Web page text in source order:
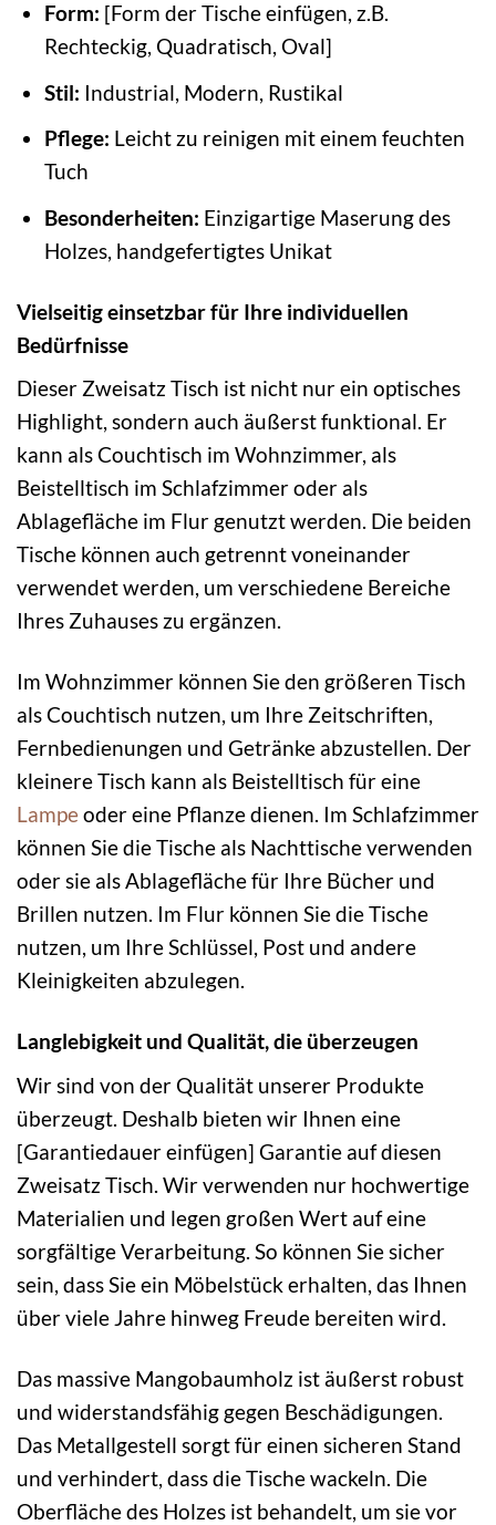
Form: [Form der Tische einfügen, z.B.
Rechteckig, Quadratisch, Oval]
Stil: Industrial, Modern, Rustikal
Pflege: Leicht zu reinigen mit einem feuchten
Tuch
Besonderheiten: Einzigartige Maserung des
Holzes, handgefertigtes Unikat
Vielseitig einsetzbar für Ihre individuellen
Bedürfnisse
Dieser Zweisatz Tisch ist nicht nur ein optisches
Highlight, sondern auch äußerst funktional. Er
kann als Couchtisch im Wohnzimmer, als
Beistelltisch im Schlafzimmer oder als
Ablagefläche im Flur genutzt werden. Die beiden
Tische können auch getrennt voneinander
verwendet werden, um verschiedene Bereiche
Ihres Zuhauses zu ergänzen.
Im Wohnzimmer können Sie den größeren Tisch
als Couchtisch nutzen, um Ihre Zeitschriften,
Fernbedienungen und Getränke abzustellen. Der
kleinere Tisch kann als Beistelltisch für eine
Lampeoder eine Pflanze dienen. Im Schlafzimmer
können Sie die Tische als Nachttische verwenden
oder sie als Ablagefläche für Ihre Bücher und
Brillen nutzen. Im Flur können Sie die Tische
nutzen, um Ihre Schlüssel, Post und andere
Kleinigkeiten abzulegen.
Langlebigkeit und Qualität, die überzeugen
Wir sind von der Qualität unserer Produkte
überzeugt. Deshalb bieten wir Ihnen eine
[Garantiedauer einfügen] Garantie auf diesen
Zweisatz Tisch. Wir verwenden nur hochwertige
Materialien und legen großen Wert auf eine
sorgfältige Verarbeitung. So können Sie sicher
sein, dass Sie ein Möbelstück erhalten, das Ihnen
über viele Jahre hinweg Freude bereiten wird.
Das massive Mangobaumholz ist äußerst robust
und widerstandsfähig gegen Beschädigungen.
Das Metallgestell sorgt für einen sicheren Stand
und verhindert, dass die Tische wackeln. Die
Oberfläche des Holzes ist behandelt, um sie vor